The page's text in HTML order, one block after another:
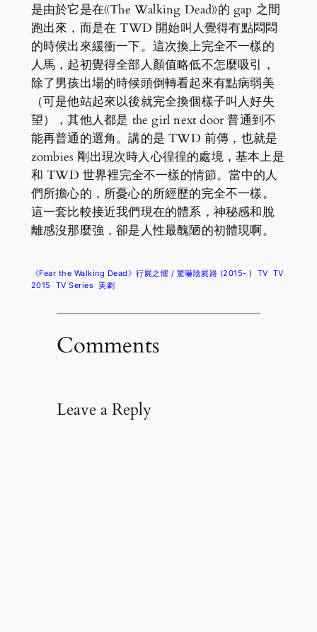
是由於它是在《The Walking Dead》的 gap 之間
跑出來，而是在 TWD 開始叫人覺得有點悶悶
的時候出來緩衝一下。這次換上完全不一樣的
人馬，起初覺得全部人顏值略低不怎麼吸引，
除了男孩出場的時候頭倒轉看起來有點病弱美
（可是他站起來以後就完全換個樣子叫人好失
望），其他人都是 the girl next door 普通到不
能再普通的選角。講的是 TWD 前傳，也就是
zombies 剛出現次時人心徨徨的處境，基本上是
和 TWD 世界裡完全不一樣的情節。當中的人
們所擔心的，所憂心的所經歷的完全不一樣。
這一套比較接近我們現在的體系，神秘感和脫
離感沒那麼強，卻是人性最醜陋的初體現啊。
《Fear the Walking Dead》行屍之懼 / 驚嚇陰屍路 (2015- ) TV TV
2015
TV Series 美劇
Comments
Leave a Reply